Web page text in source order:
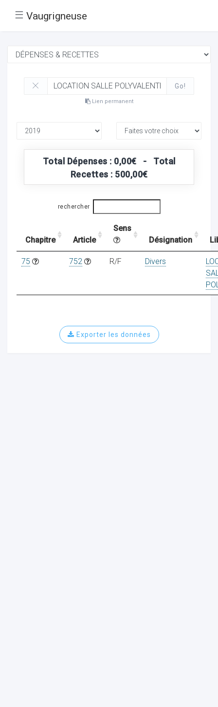
☰ Vaugrigneuse
Go!
Lien permanent
Total Dépenses : 0,00€ - Total
Recettes : 500,00€
rechercher
Chapitre Article
Sens
Désignation
75 752 R/F Divers
Exporter les données